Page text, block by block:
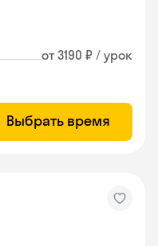
от 3190 ₽ / урок
Выбрать время